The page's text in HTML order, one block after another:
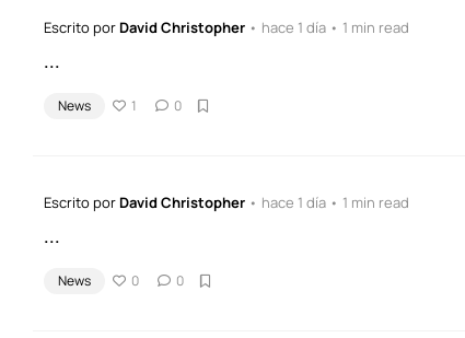
Escrito porDavid Christopher • hace 1 día • 1 min read
...
News 1 0
Escrito porDavid Christopher • hace 1 día • 1 min read
...
News 0 0